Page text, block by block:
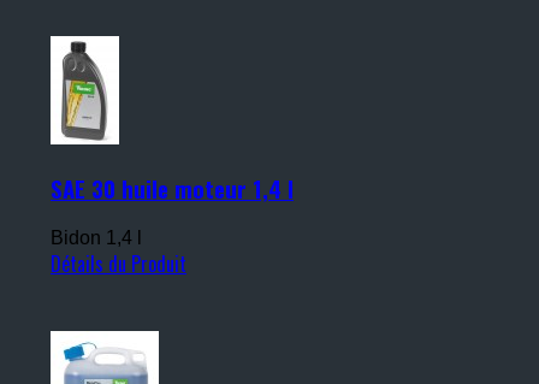
SAE 30 huile moteur 1,4 l
Bidon 1,4 l
Détails du Produit